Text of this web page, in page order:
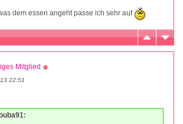
dem essen angeht passe ich sehr auf
Mitglied
22:51